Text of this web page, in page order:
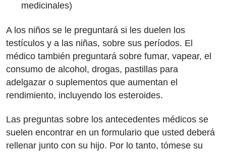
medicinales)
A los niños se le preguntará si les duelen los
testículos y a las niñas, sobre sus períodos. El
médico también preguntará sobre fumar, vapear, el
consumo de alcohol, drogas, pastillas para
adelgazar o suplementos que aumentan el
rendimiento, incluyendo los esteroides.
Las preguntas sobre los antecedentes médicos se
suelen encontrar en un formulario que usted deberá
rellenar junto con su hijo. Por lo tanto, tómese su